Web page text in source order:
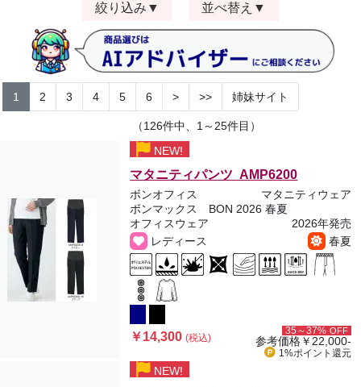
絞り込み 並べ替え
1 2 3 4 5 6 > >> 姉妹サイト
（126件中、1～25件目）
NEW!
マタニティパンツ AMP6200
ボンオフィス
マタニティウェア
ボンマックス BON 2026 春夏
オフィスウェア
2026年発売
レディース
春夏
￥14,300(税込)
35～37% OFF
参考価格￥22,000-
1%ポイント 還元
NEW!